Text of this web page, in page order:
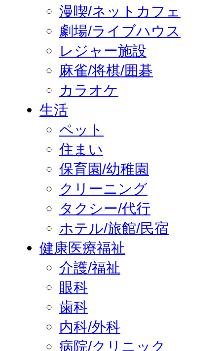
漫喫/ネットカフェ
劇場/ライブハウス
レジャー施設
麻雀/将棋/囲碁
カラオケ
生活
ペット
住まい
保育園/幼稚園
クリーニング
タクシー/代行
ホテル/旅館/民宿
健康医療福祉
介護/福祉
眼科
歯科
内科/外科
病院/クリニック